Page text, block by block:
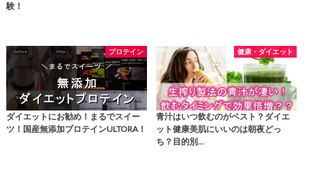
験！
プロテイン
ダイエットにお勧め！まるでスイー
ツ！国産無添加プロテインULTORA！
健康・ダイエット
青汁はいつ飲むのがベスト？ダイエ
ット健康美肌にいいのは朝夜どっ
ち？目的別…